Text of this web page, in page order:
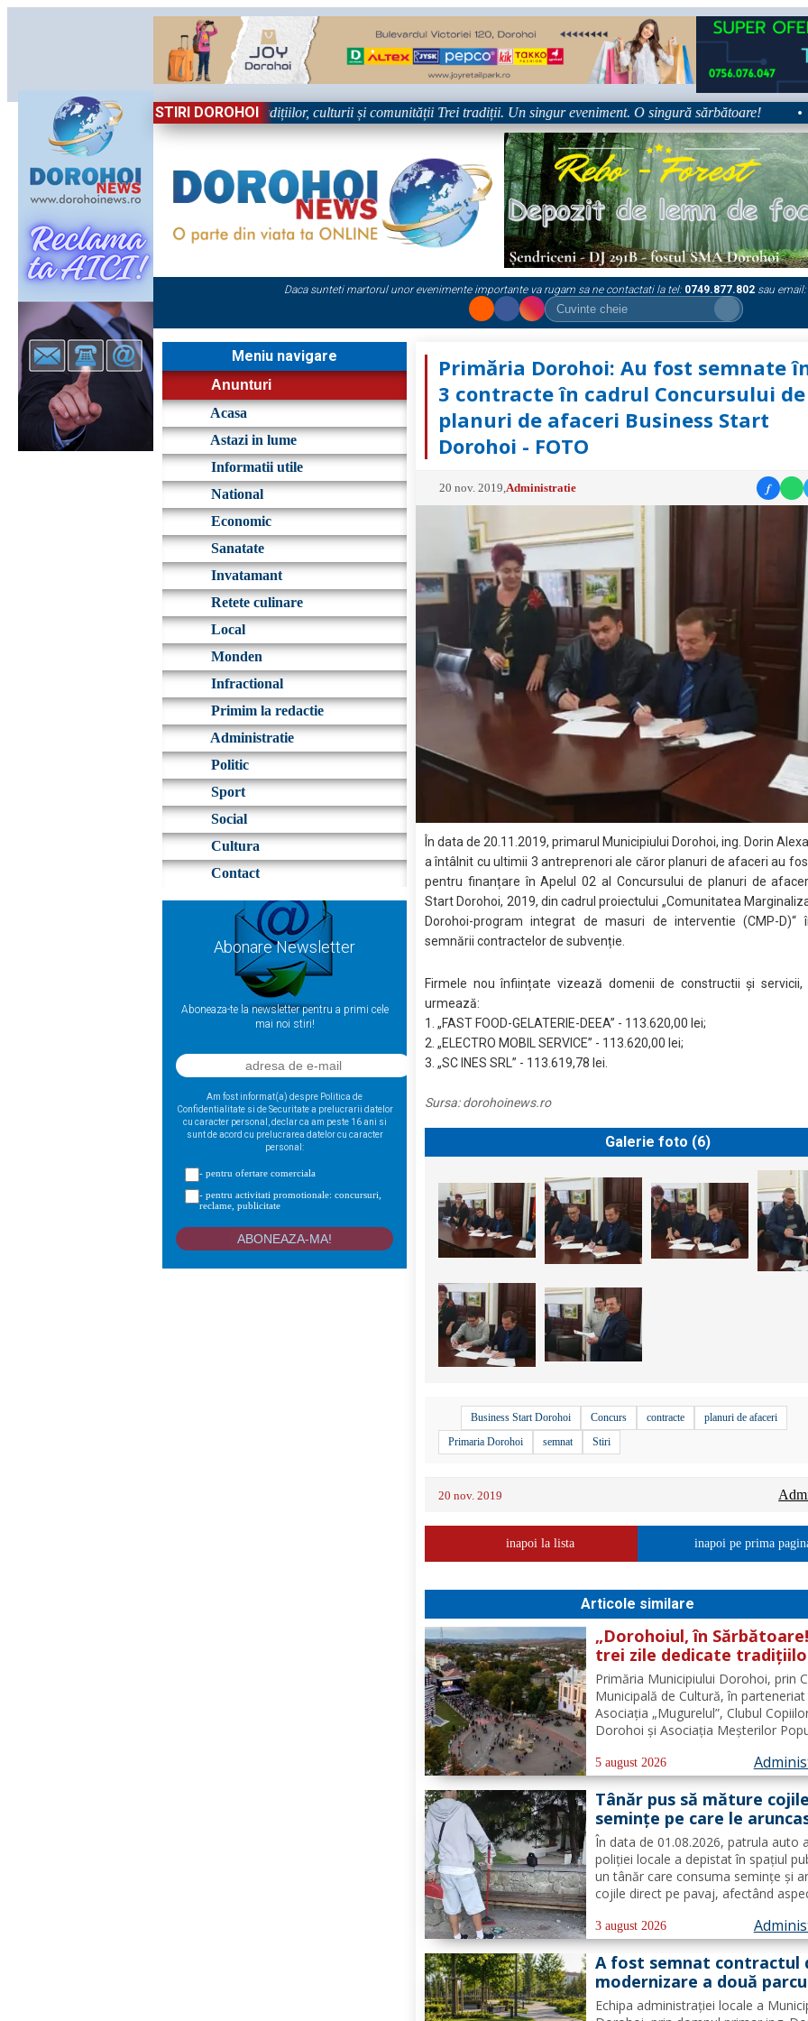
STIRI DOROHOI
în Sărbătoare!” – trei zile dedicate tradițiilor, culturii și comunității Trei tradiții. Un singur eveniment. O singură sărbătoare! •
Daca sunteti martorul unor evenimente importante va rugam sa ne contactati la tel: 0749.877.802 sau email:
Meniu navigare
Anunturi
Acasa
Astazi in lume
Informatii utile
National
Economic
Sanatate
Invatamant
Retete culinare
Local
Monden
Infractional
Primim la redactie
Administratie
Politic
Sport
Social
Cultura
Contact
Abonare Newsletter
Aboneaza-te la newsletter pentru a primi cele
mai noi stiri!
Am fost informat(a) despre Politica de
Confidentialitate si de Securitate a prelucrarii datelor
cu caracter personal, declar ca am peste 16 ani si
sunt de acord cu prelucrarea datelor cu caracter
personal:
- pentru ofertare comerciala
- pentru activitati promotionale: concursuri,
reclame, publicitate
Primăria Dorohoi: Au fost semnate
3 contracte în cadrul Concursului de
planuri de afaceri Business Start
Dorohoi - FOTO
20 nov. 2019 Administratie f
În data de 20.11.2019, primarul Municipiului Dorohoi, ing. Dorin
a întâlnit cu ultimii 3 antreprenori ale căror planuri de afaceri au
pentru finanțare în Apelul 02 al Concursului de planuri de
Start Dorohoi, 2019, din cadrul proiectului „Comunitatea
Dorohoi-program integrat de masuri de interventie (CMP-D)“
semnării contractelor de subvenție.
Firmele nou înființate vizează domenii de constructii și servicii,
urmează:
1. „FAST FOOD-GELATERIE-DEEA” - 113.620,00 lei;
2. „ELECTRO MOBIL SERVICE” - 113.620,00 lei;
3. „SC INES SRL” - 113.619,78 lei.
Sursa:dorohoinews.ro
Galerie foto (6)
Business Start Dorohoi Concurs contracte
planuri de afaceri
Primaria Dorohoi
semnat Stiri
20 nov. 2019
inapoi la lista inapoi pe prima
Articole similare
„Dorohoiul, în
trei zile dedicate
culturii și comunității Trei
tradiții. Un singur
O singură sărbătoare!
Primăria Municipiului Dorohoi, prin
Municipală de Cultură, în parteneriat
Asociația „Mugurelul”, Clubul
Dorohoi și Asociația Meșterilor
comunitate să participe, în perioada
30 august 2026, la evenimentul
„Dorohoiul, în Sărbătoare!”....
5 august 2026
Tânăr pus să măture
seminţe pe care le
direct pe pavaj. Poliţia
Dorohoi: Respectul față
spațiul comun trebuie să
prioritate pentru fiecare
În data de 01.08.2026, patrula auto a
poliției locale a depistat în spațiul
un tânăr care consuma semințe și
cojile direct pe pavaj, afectând
prioritatea Poliției Locale este
educarea spiritului civic, polițiștii l-
3 august 2026
A fost semnat contractul
modernizare a două
din municipiul Dorohoi
Echipa administrației locale a